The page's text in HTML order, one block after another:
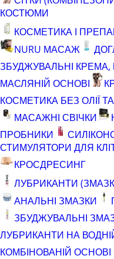
КОСТЮМИ
КОСМЕТИКА І
NURU МАСАЖ
ЗБУДЖУВАЛЬНІ КРЕМА,
МАСЛЯНІЙ ОСНОВІ
КОСМЕТИКА БЕЗ ОЛІЇ
МАСАЖНІ СВІЧКИ
ПРОБНИКИ
СТИМУЛЯТОРИ ДЛЯ
КРОСДРЕСИНГ
ЛУБРИКАНТИ
АНАЛЬНІ ЗМАЗКИ
ЗБУДЖУВАЛЬНІ
ЛУБРИКАНТИ НА
КОМБІНОВАНІЙ ОСНОВІ